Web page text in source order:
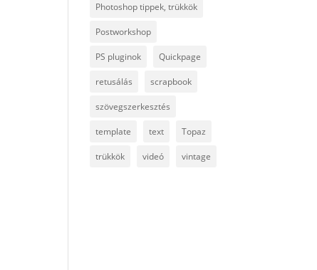
Photoshop tippek, trükkök
Postworkshop
PS pluginok Quickpage
retusálás scrapbook
szövegszerkesztés
template text Topaz
trükkök videó vintage